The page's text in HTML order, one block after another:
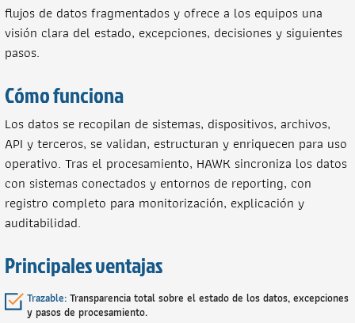
flujos de datos fragmentados y ofrece a los equipos una
visión clara del estado, excepciones, decisiones y siguientes
pasos.
Cómo funciona
Los datos se recopilan de sistemas, dispositivos, archivos,
API y terceros, se validan, estructuran y enriquecen para uso
operativo. Tras el procesamiento, HAWK sincroniza los datos
con sistemas conectados y entornos de reporting, con
registro completo para monitorización, explicación y
auditabilidad.
Principales ventajas
Trazable: Transparencia total sobre el estado de los datos, excepciones
y pasos de procesamiento.